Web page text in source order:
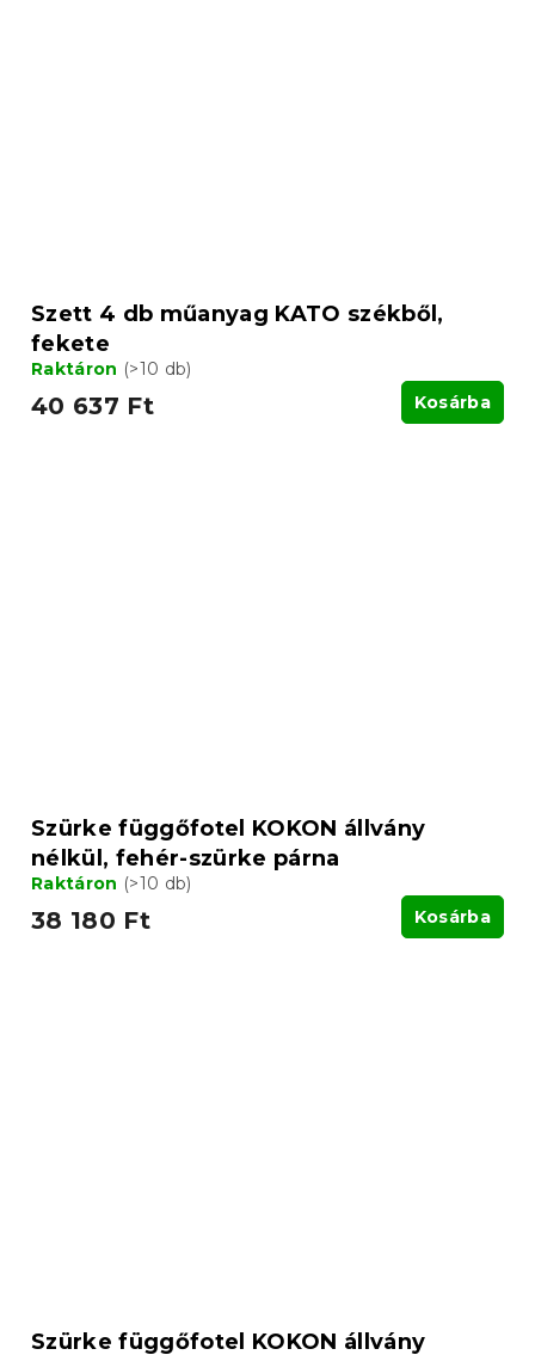
Szett 4 db műanyag KATO székből,
fekete
Raktáron (>10 db)
40 637 Ft Kosárba
Szürke függőfotel KOKON állvány
nélkül, fehér-szürke párna
Raktáron (>10 db)
38 180 Ft Kosárba
Szürke függőfotel KOKON állvány